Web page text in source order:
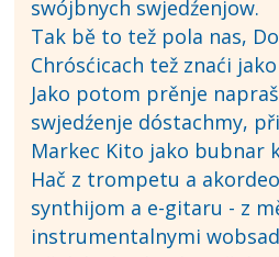
swójbnych swjedźenjow.
Tak bě to tež pola nas,
Chrósćicach tež znaći
Jako potom prěnje
swjedźenje dóstachmy,
Markec Kito jako bubnar
Hač z trompetu a
synthijom a e-gitaru - z
instrumentalnymi